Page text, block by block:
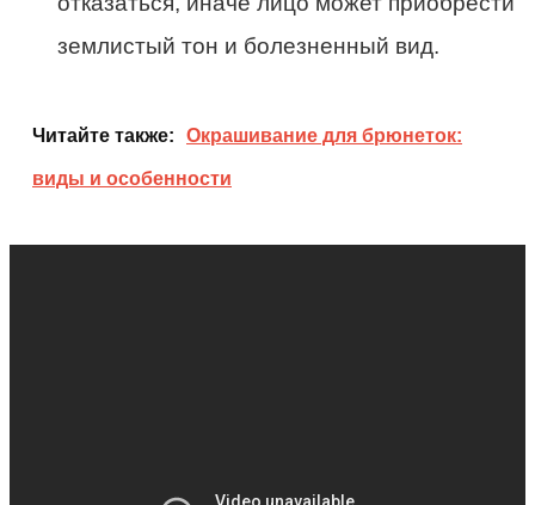
землистый тон и болезненный вид.
Читайте также: Окрашивание для брюнеток:
виды и особенности